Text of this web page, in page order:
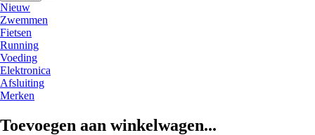
Nieuw
Zwemmen
Fietsen
Running
Voeding
Elektronica
Afsluiting
Merken
Toevoegen aan winkelwagen...